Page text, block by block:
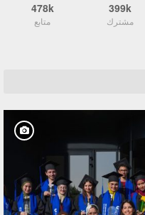
399k
مشترك
478k
متابع